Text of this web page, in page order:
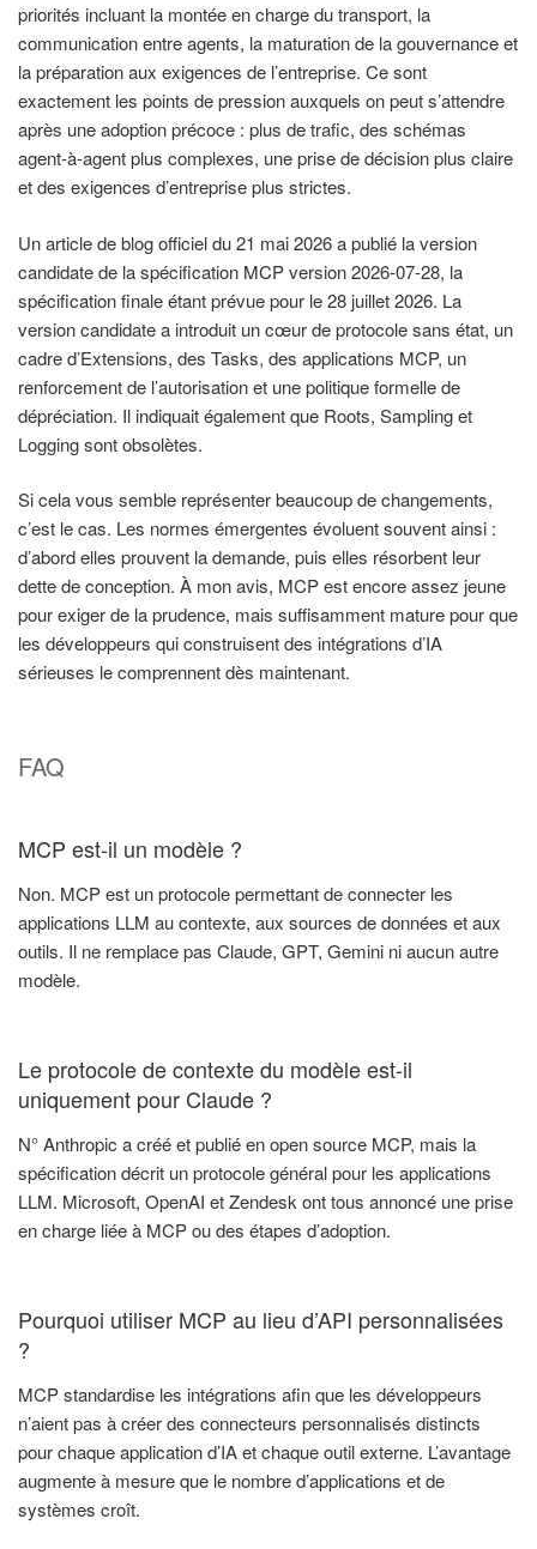
priorités incluant la montée en charge du transport, la
communication entre agents, la maturation de la gouvernance et
la préparation aux exigences de l’entreprise. Ce sont
exactement les points de pression auxquels on peut s’attendre
après une adoption précoce : plus de trafic, des schémas
agent-à-agent plus complexes, une prise de décision plus claire
et des exigences d’entreprise plus strictes.
Un article de blog officiel du 21 mai 2026 a publié la version
candidate de la spécification MCP version 2026-07-28, la
spécification finale étant prévue pour le 28 juillet 2026. La
version candidate a introduit un cœur de protocole sans état, un
cadre d’Extensions, des Tasks, des applications MCP, un
renforcement de l’autorisation et une politique formelle de
dépréciation. Il indiquait également que Roots, Sampling et
Logging sont obsolètes.
Si cela vous semble représenter beaucoup de changements,
c’est le cas. Les normes émergentes évoluent souvent ainsi :
d’abord elles prouvent la demande, puis elles résorbent leur
dette de conception. À mon avis, MCP est encore assez jeune
pour exiger de la prudence, mais suffisamment mature pour que
les développeurs qui construisent des intégrations d’IA
sérieuses le comprennent dès maintenant.
FAQ
MCP est-il un modèle ?
Non. MCP est un protocole permettant de connecter les
applications LLM au contexte, aux sources de données et aux
outils. Il ne remplace pas Claude, GPT, Gemini ni aucun autre
modèle.
Le protocole de contexte du modèle est-il
uniquement pour Claude ?
N° Anthropic a créé et publié en open source MCP, mais la
spécification décrit un protocole général pour les applications
LLM. Microsoft, OpenAI et Zendesk ont tous annoncé une prise
en charge liée à MCP ou des étapes d’adoption.
Pourquoi utiliser MCP au lieu d’API personnalisées
?
MCP standardise les intégrations afin que les développeurs
n’aient pas à créer des connecteurs personnalisés distincts
pour chaque application d’IA et chaque outil externe. L’avantage
augmente à mesure que le nombre d’applications et de
systèmes croît.